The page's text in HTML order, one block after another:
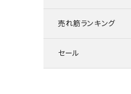
売れ筋ランキング
セール